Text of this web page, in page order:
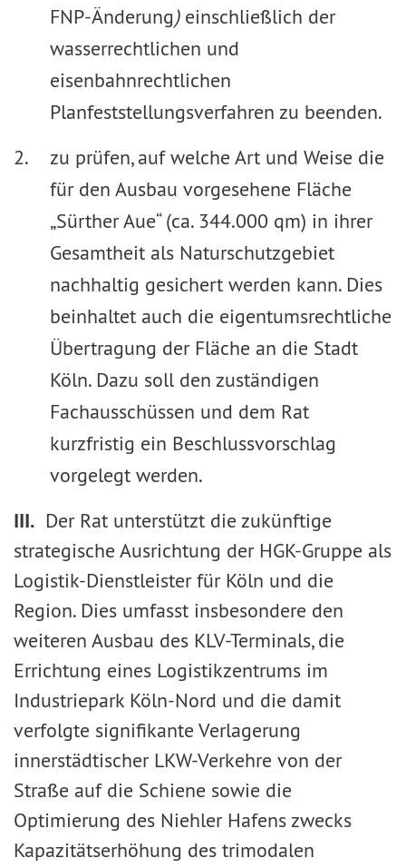
FNP-Änderung)einschließlich der
wasserrechtlichen und
eisenbahnrechtlichen
Planfeststellungsverfahren zu beenden.
zu prüfen, auf welche Art und Weise die
für den Ausbau vorgesehene Fläche
„Sürther Aue“ (ca. 344.000 qm) in ihrer
Gesamtheit als Naturschutzgebiet
nachhaltig gesichert werden kann. Dies
beinhaltet auch die eigentumsrechtliche
Übertragung der Fläche an die Stadt
Köln. Dazu soll den zuständigen
Fachausschüssen und dem Rat
kurzfristig ein Beschlussvorschlag
vorgelegt werden.
III. Der Rat unterstützt die zukünftige
strategische Ausrichtung der HGK-Gruppe als
Logistik-Dienstleister für Köln und die
Region. Dies umfasst insbesondere den
weiteren Ausbau des KLV-Terminals, die
Errichtung eines Logistikzentrums im
Industriepark Köln-Nord und die damit
verfolgte signifikante Verlagerung
innerstädtischer LKW-Verkehre von der
Straße auf die Schiene sowie die
Optimierung des Niehler Hafens zwecks
Kapazitätserhöhung des trimodalen